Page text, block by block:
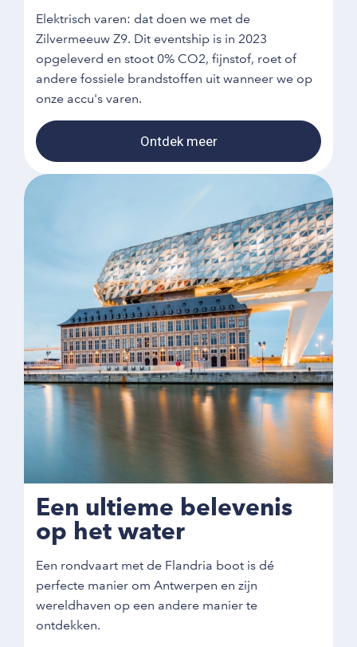
Elektrisch varen: dat doen we met de
Zilvermeeuw Z9. Dit eventship is in 2023
opgeleverd en stoot 0% CO2, fijnstof, roet of
andere fossiele brandstoffen uit wanneer we op
onze accu's varen.
Ontdek meer
Een ultieme belevenis
op het water
Een rondvaart met de Flandria boot is dé
perfecte manier om Antwerpen en zijn
wereldhaven op een andere manier te
ontdekken.